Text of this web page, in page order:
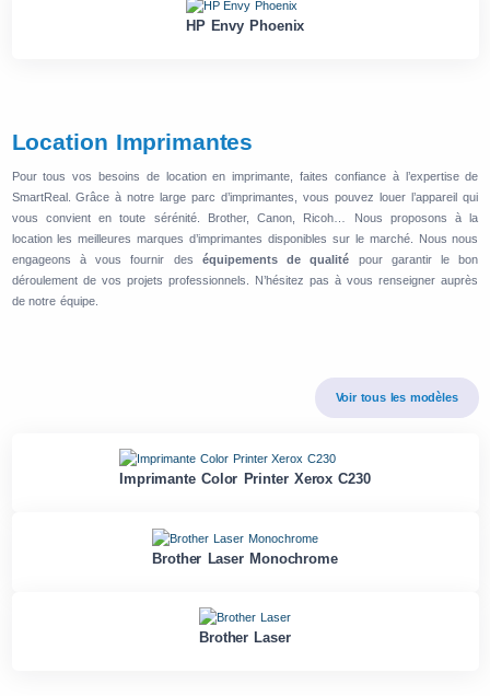
HP Envy Phoenix
Location Imprimantes
Pour tous vos besoins de location en imprimante, faites confiance à l’expertise de
SmartReal. Grâce à notre large parc d’imprimantes, vous pouvez louer l’appareil qui
vous convient en toute sérénité. Brother, Canon, Ricoh… Nous proposons à la
location les meilleures marques d’imprimantes disponibles sur le marché. Nous nous
engageons à vous fournir des équipements de qualité pour garantir le bon
déroulement de vos projets professionnels. N’hésitez pas à vous renseigner auprès
de notre équipe.
Voir tous les modèles
Imprimante Color Printer Xerox C230
Brother Laser Monochrome
Brother Laser